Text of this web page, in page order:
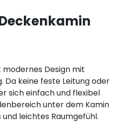
Design mit
Da keine feste Leitung oder
sich einfach und flexibel
unter dem Kamin
leichtes Raumgefühl.